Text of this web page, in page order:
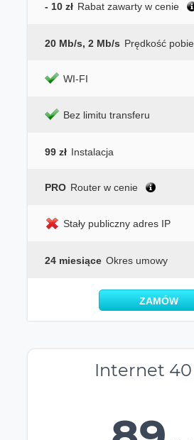
- 10 zł Rabat zawarty w cenie
20 Mb/s, 2 Mb/s Prędkość
WI-FI
Bez limitu transferu
99 zł Instalacja
PRO Router w cenie
Stały publiczny adres IP
24 miesiące Okres umowy
ZAMÓW
Internet